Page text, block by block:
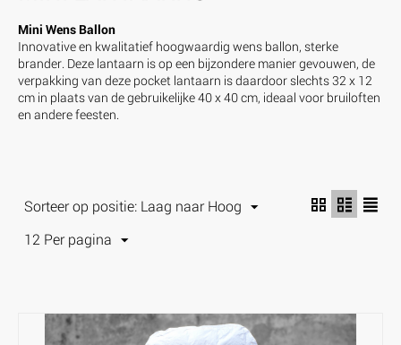
Mini Wens Ballon
Innovative en kwalitatief hoogwaardig wens ballon, sterke
brander. Deze lantaarn is op een bijzondere manier gevouwen, de
verpakking van deze pocket lantaarn is daardoor slechts 32 x 12
cm in plaats van de gebruikelijke 40 x 40 cm, ideaal voor bruiloften
en andere feesten.
Sorteer op positie: Laag naar Hoog
12 Per pagina